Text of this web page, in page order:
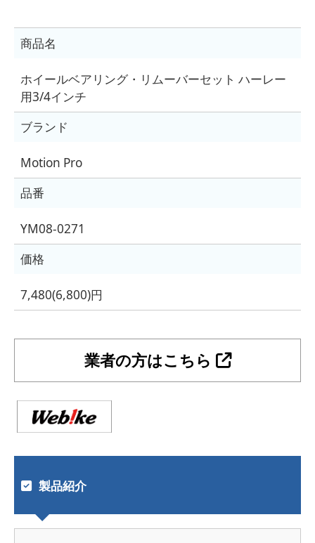
商品名
ホイールベアリング・リムーバーセット ハーレー
用3/4インチ
ブランド
Motion Pro
品番
YM08-0271
価格
7,480(6,800)円
業者の方はこちら
製品紹介